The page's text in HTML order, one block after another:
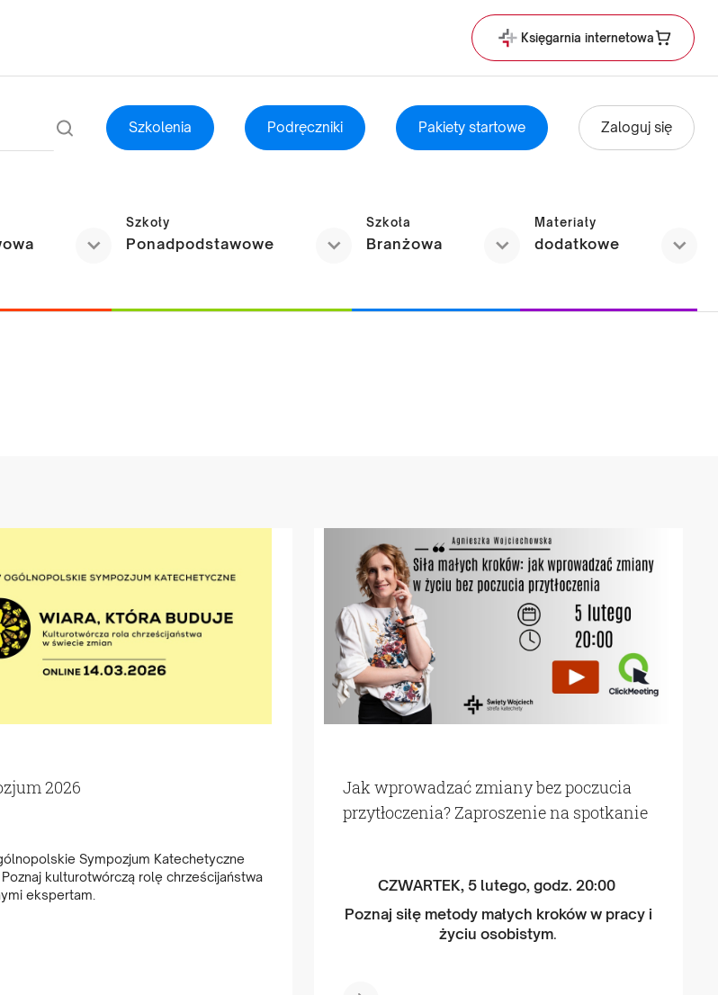
Księgarnia internetowa
Szkolenia Podręczniki Pakiety startowe Zaloguj się
Szkoły
Ponadpodstawowe
Szkoła
Branżowa
Materiały
dodatkowe
2026
Sympozjum Katechetyczne
Poznaj kulturotwórczą rolę chrześcijaństwa
ekspertam.
Jak wprowadzać zmiany bez poczucia
przytłoczenia? Zaproszenie na spotkanie
CZWARTEK, 5 lutego, godz. 20:00
Poznaj siłę metody małych kroków w pracy i
życiu osobistym.